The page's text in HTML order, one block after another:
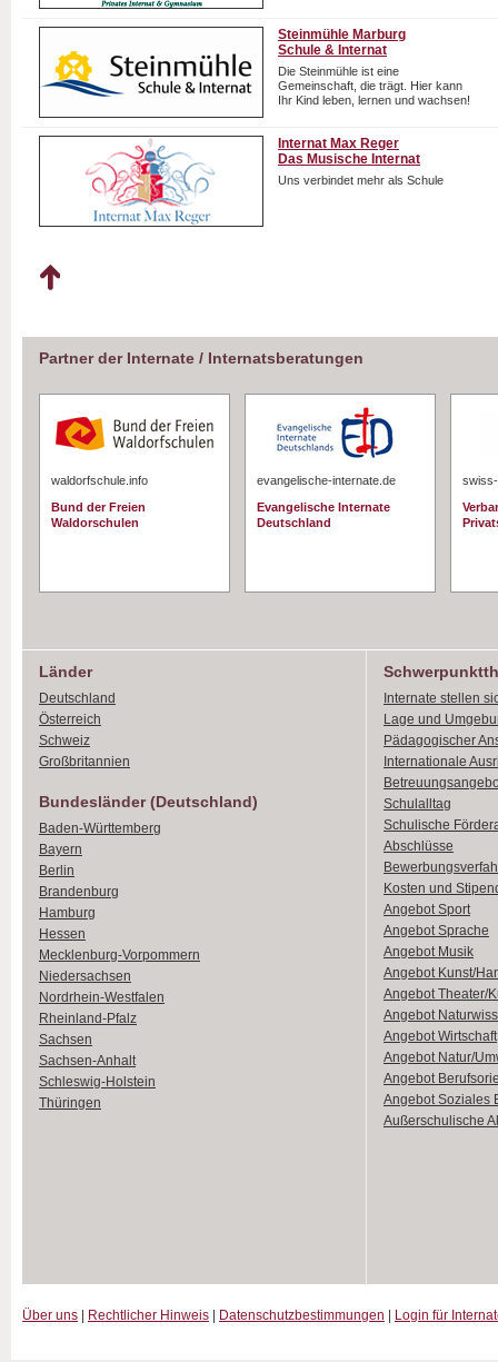
Steinmühle Marburg
Schule & Internat
Die Steinmühle ist eine
Gemeinschaft, die trägt. Hier kann
Ihr Kind leben, lernen und wachsen!
Internat Max Reger
Das Musische Internat
Uns verbindet mehr als Schule
Partner der Internate / Internatsberatungen
waldorfschule.info
Bund der Freien
Waldorschulen
evangelische-internate.de
Evangelische Internate
Deutschland
Länder
Deutschland
Österreich
Schweiz
Großbritannien
Bundesländer (Deutschland)
Baden-Württemberg
Bayern
Berlin
Brandenburg
Hamburg
Hessen
Mecklenburg-Vorpommern
Niedersachsen
Nordrhein-Westfalen
Rheinland-Pfalz
Sachsen
Sachsen-Anhalt
Schleswig-Holstein
Thüringen
Internate stellen
Lage und
Pädagogischer
Internationale
Schulalltag
Schulische
Abschlüsse
Kosten und
Angebot Sport
Angebot Sprache
Angebot Musik
Angebot Kunst/
Angebot Theater/
Angebot
Angebot Wirtschaft
Angebot Natur/
Angebot
Angebot Soziales
Außerschulische
Über uns Rechtlicher Hinweis Datenschutzbestimmungen Login für